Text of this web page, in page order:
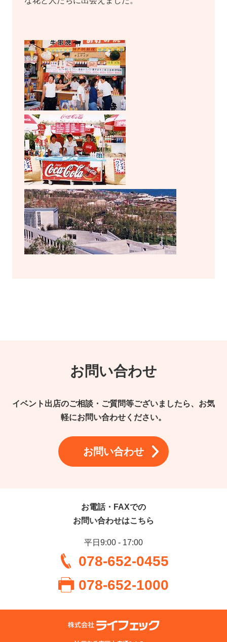
お問い合わせ
イベント出店のご相談・ご質問等ございましたら、お気
軽にお問い合わせください。
お問い合わせ
お電話・FAXでの
お問い合わせはこちら
078-652-0455
平日9:00 - 17:00
078-652-1000